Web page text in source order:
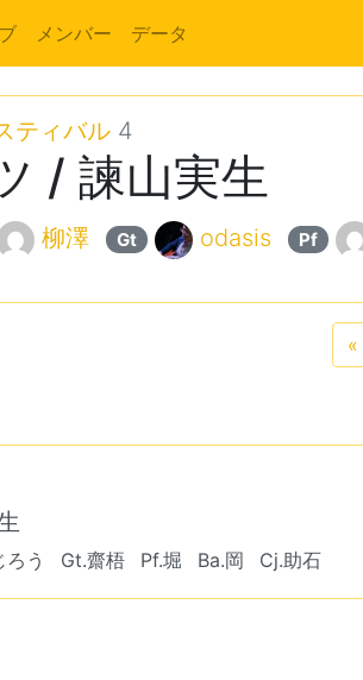
メンバー データ
ティバル 4
/ 諫山実生
柳澤 Gt odasis Pf
«
う Gt.齋梧 Pf.堀 Ba.岡 Cj.助石